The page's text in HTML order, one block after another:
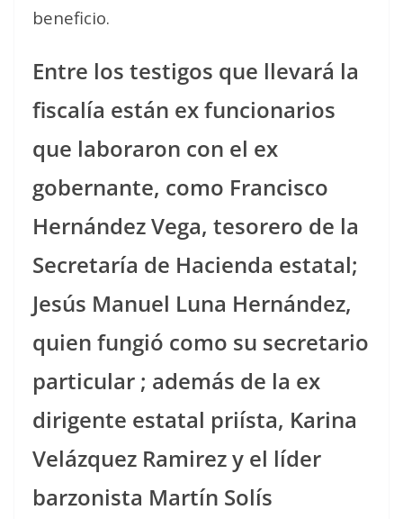
beneficio.
Entre los testigos que llevará la
fiscalía están ex funcionarios
que laboraron con el ex
gobernante, como Francisco
Hernández Vega, tesorero de la
Secretaría de Hacienda estatal;
Jesús Manuel Luna Hernández,
quien fungió como su secretario
particular ; además de la ex
dirigente estatal priísta, Karina
Velázquez Ramirez y el líder
barzonista Martín Solís